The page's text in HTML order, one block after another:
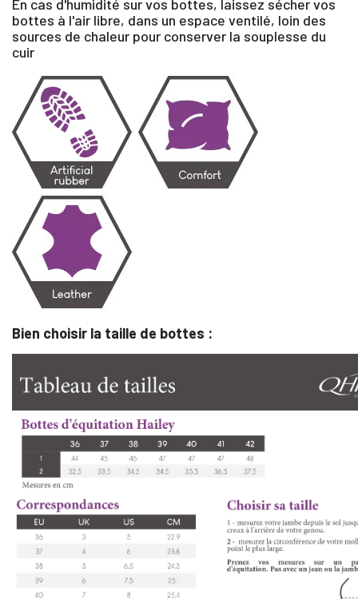
En cas d'humidité sur vos bottes, laissez sécher vos
bottes à l'air libre, dans un espace ventilé, loin des
sources de chaleur pour conserver la souplesse du
cuir
Bien choisir la taille de bottes :